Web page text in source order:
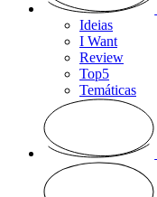
Ideias
I Want
Review
Top5
Temáticas